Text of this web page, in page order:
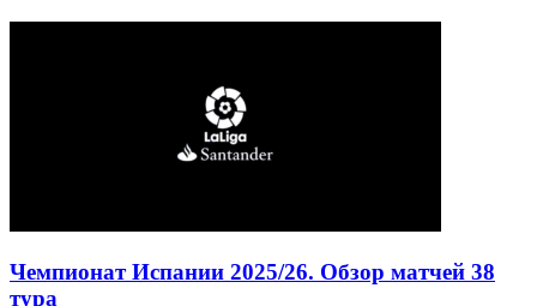
Чемпионат Испании 2025/26. Обзор матчей 38
тура